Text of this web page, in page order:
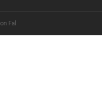
Fal